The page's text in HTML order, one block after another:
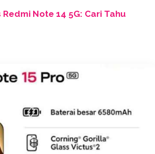
Redmi Note 14 5G: Cari Tahu